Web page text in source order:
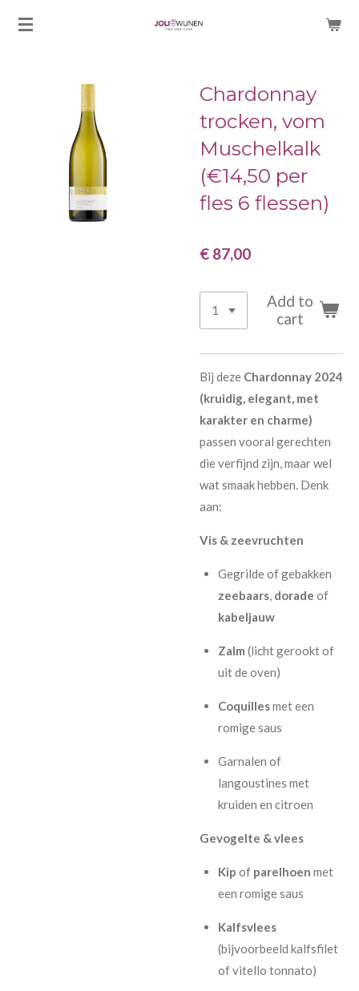
Ga
Chardonnay
trocken, vom
Muschelkalk
(€14,50 per
fles 6 flessen)
€ 87,00
Add to
cart
Bij deze Chardonnay 2024
(kruidig, elegant, met
karakter en charme)
passen vooral gerechten
die verfijnd zijn, maar wel
wat smaak hebben. Denk
aan:
Vis & zeevruchten
Gegrilde of gebakken
zeebaars, dorade of
kabeljauw
Zalm (licht gerookt of
uit de oven)
Coquillesmet een
romige saus
Garnalen of
langoustines met
kruiden en citroen
Gevogelte & vlees
Kip of parelhoen met
een romige saus
Kalfsvlees
(bijvoorbeeld kalfsfilet
of vitello tonnato)